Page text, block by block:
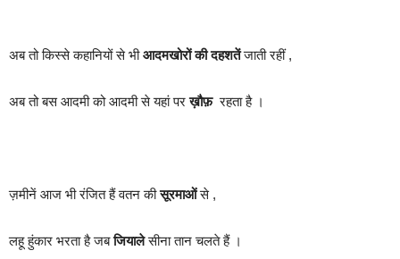
अब तो किस्से कहानियों से भीआदमखोरों की दहशतेंजाती रहीं ,
अब तो बस आदमी को आदमी से यहां परख़ौफ़रहता है ।
ज़मीनें आज भी रंजित हैं वतन कीसूरमाओंसे ,
लहू हुंकार भरता है जबजियालेसीना तान चलते हैं ।